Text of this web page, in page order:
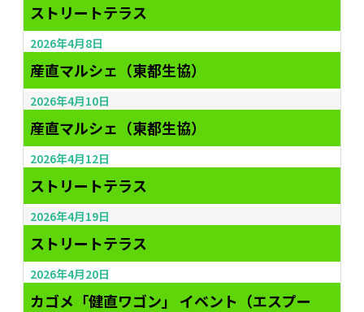
ストリートテラス
2026年4月8日
産直マルシェ（東都生協）
2026年4月10日
産直マルシェ（東都生協）
2026年4月12日
ストリートテラス
2026年4月19日
ストリートテラス
2026年4月20日
カゴメ「健直ワゴン」 イベント（エスプー